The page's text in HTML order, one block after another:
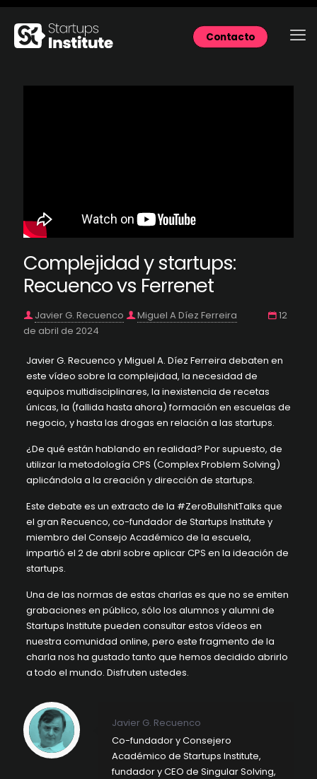
Contacto
Complejidad y startups:
Recuenco vs Ferrenet
Javier G. Recuenco Miguel A Díez Ferreira
12
de abril de 2024
Javier G. Recuenco yMiguel A. Díez Ferreira debaten en
este vídeo sobre la complejidad, la necesidad de
equipos multidisciplinares, la inexistencia de recetas
únicas, la (fallida hasta ahora) formación en escuelas de
negocio, y hasta las drogas en relación a las startups.
¿De qué están hablando en realidad? Por supuesto, de
utilizar la metodología CPS (Complex Problem Solving)
aplicándola a la creación y dirección de startups.
Este debate es un extracto de la #ZeroBullshitTalks que
el gran Recuenco, co-fundador de Startups Institute y
miembro del Consejo Académico de la escuela,
impartió el 2 de abril sobre aplicar CPS en la ideación de
startups.
Una de las normas de estas charlas es que no se emiten
grabaciones en público, sólo los alumnos y alumni de
Startups Institute pueden consultar estos vídeos en
nuestra comunidad online, pero este fragmento de la
charla nos ha gustado tanto que hemos decidido abrirlo
a todo el mundo. Disfruten ustedes.
Javier G. Recuenco
Co-fundador y Consejero
Académico de Startups Institute,
fundador y CEO de Singular Solving,